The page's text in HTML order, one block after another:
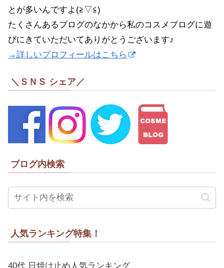
とが多いんですよ(≧▽≦)
たくさんあるブログのなかから私のコスメブログに遊
びにきていただいてありがとうございます♪
→詳しいプロフィールはこちら
＼ＳＮＳ シェア／
ブログ内検索
人気ランキング特集！
40代 日焼け止め人気ランキング